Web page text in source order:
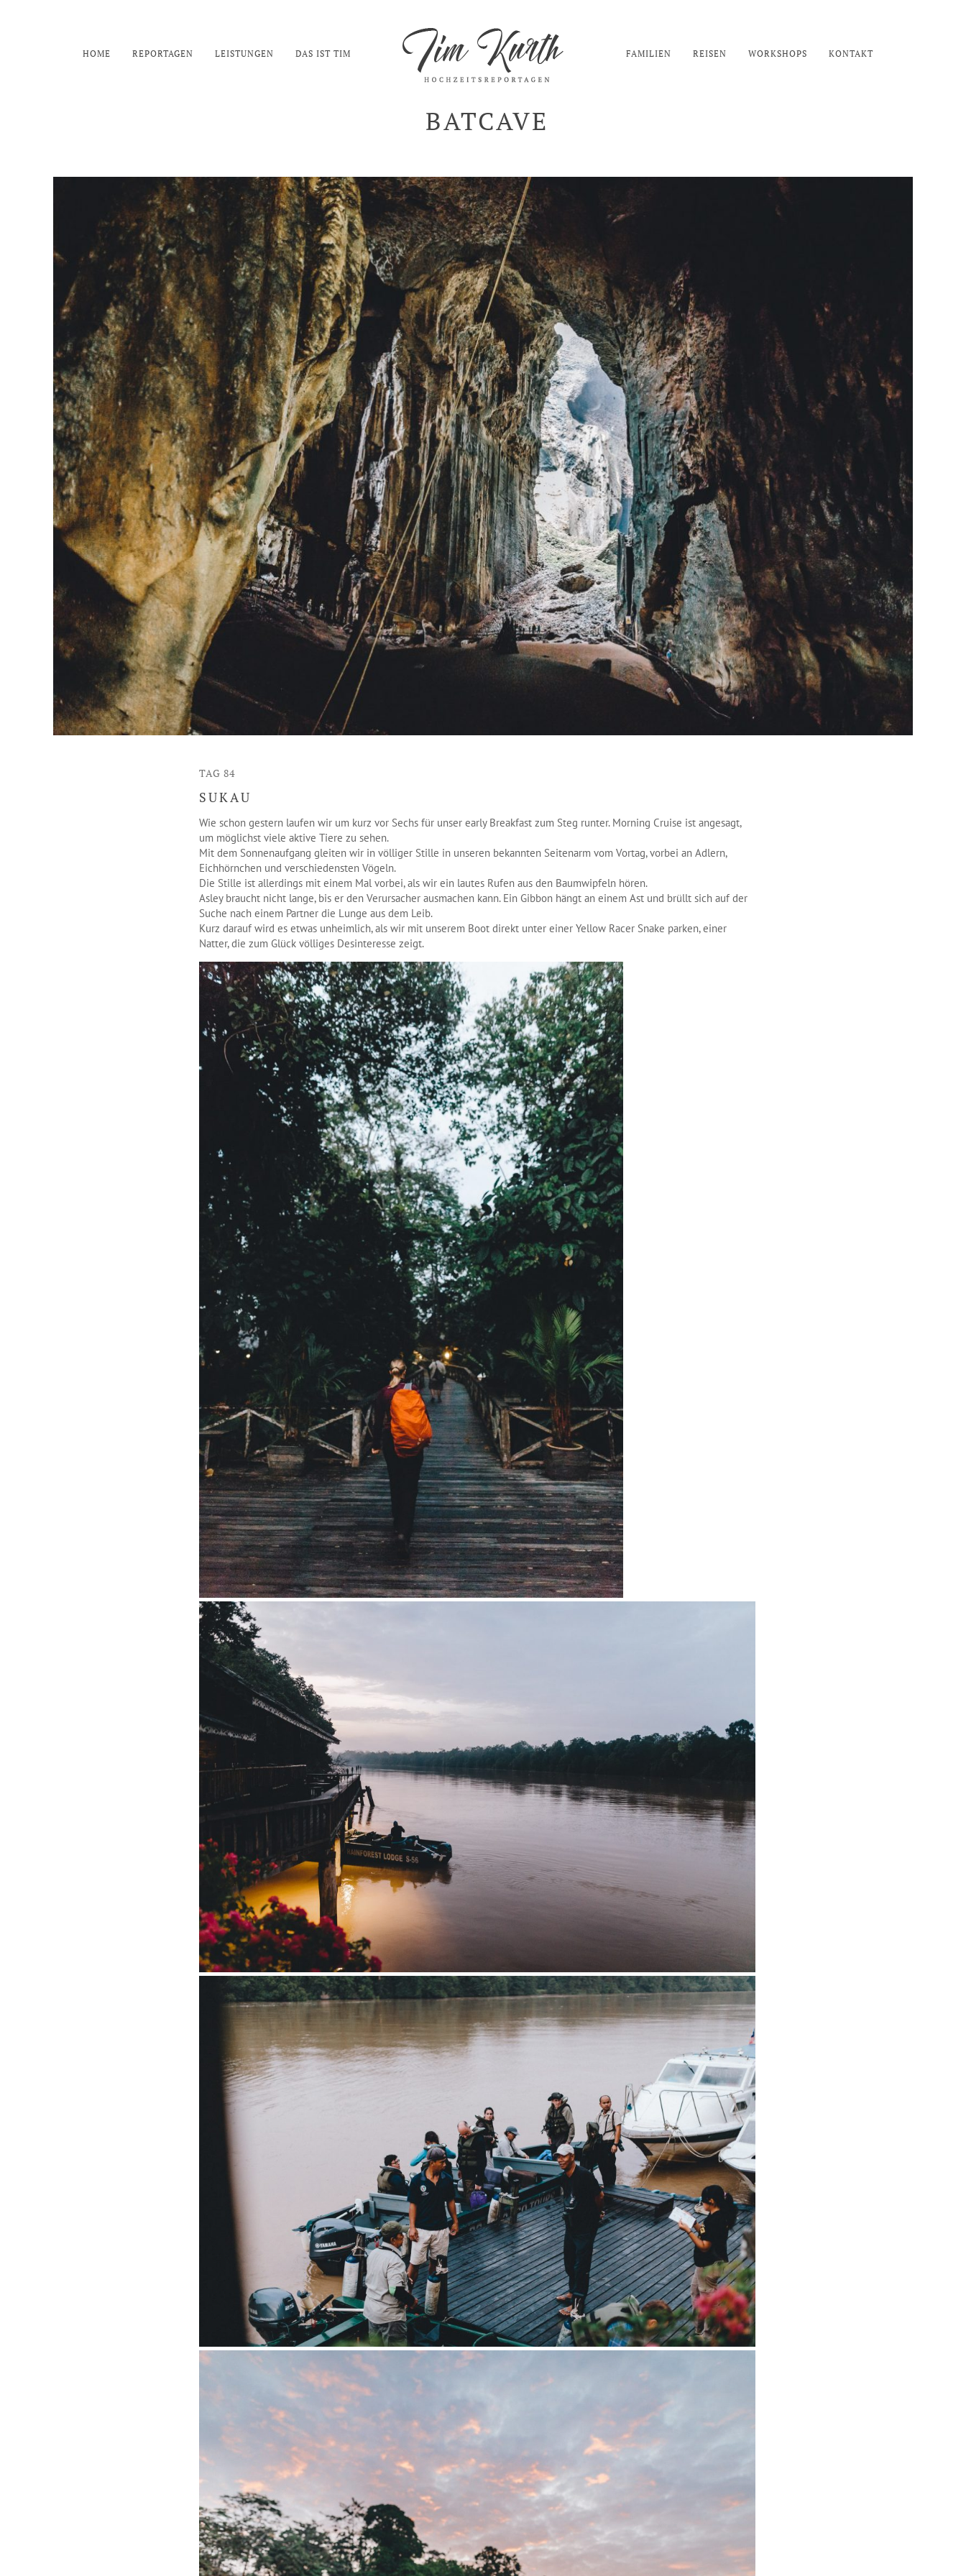
HOME REPORTAGEN LEISTUNGEN DAS IST TIM FAMILIEN REISEN WORKSHOPS KONTAKT
BATCAVE
TAG 84
SUKAU
Wie schon gestern laufen wir um kurz vor Sechs für unser early Breakfast zum Steg runter. Morning Cruise ist angesagt,
um möglichst viele aktive Tiere zu sehen.
Mit dem Sonnenaufgang gleiten wir in völliger Stille in unseren bekannten Seitenarm vom Vortag, vorbei an Adlern,
Eichhörnchen und verschiedensten Vögeln.
Die Stille ist allerdings mit einem Mal vorbei, als wir ein lautes Rufen aus den Baumwipfeln hören.
Asley braucht nicht lange, bis er den Verursacher ausmachen kann. Ein Gibbon hängt an einem Ast und brüllt sich auf der
Suche nach einem Partner die Lunge aus dem Leib.
Kurz darauf wird es etwas unheimlich, als wir mit unserem Boot direkt unter einer Yellow Racer Snake parken, einer
Natter, die zum Glück völliges Desinteresse zeigt.